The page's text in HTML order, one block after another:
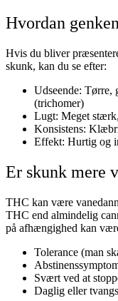
Hvordan
Hvis du bliver
skunk, kan du se efter:
Udseende: Tørre,
(trichomer)
Lugt: Meget
Konsistens:
Effekt: Hurtig og
Er skunk mere
THC kan være
THC end almindelig
på afhængighed kan
Tolerance (man
Svært ved at
Daglig eller